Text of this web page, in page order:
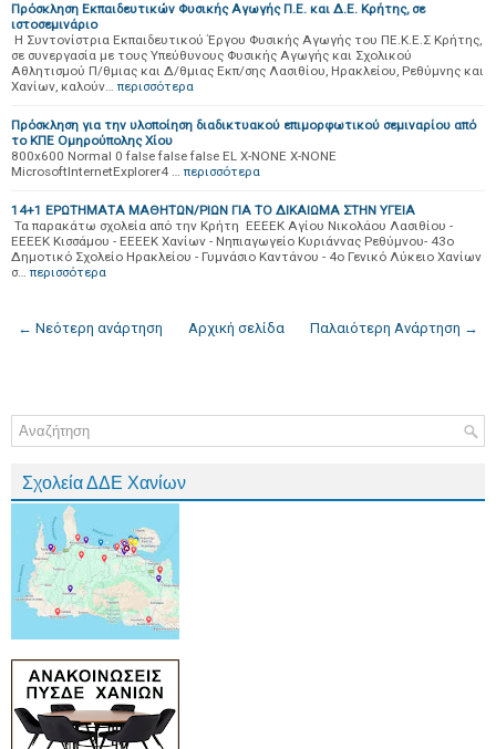
Πρόσκληση Εκπαιδευτικών Φυσικής Αγωγής Π.Ε. και Δ.Ε. Κρήτης, σε
ιστοσεμινάριο
Η Συντονίστρια Εκπαιδευτικού Έργου Φυσικής Αγωγής του ΠΕ.Κ.Ε.Σ Κρήτης,
σε συνεργασία με τους Υπεύθυνους Φυσικής Αγωγής και Σχολικού
Αθλητισμού Π/θμιας και Δ/θμιας Εκπ/σης Λασιθίου, Ηρακλείου, Ρεθύμνης και
Χανίων, καλούν… περισσότερα
Πρόσκληση για την υλοποίηση διαδικτυακού επιμορφωτικού σεμιναρίου από
το ΚΠΕ Ομηρούπολης Χίου
800x600 Normal 0 false false false EL X-NONE X-NONE
MicrosoftInternetExplorer4 … περισσότερα
14+1 ΕΡΩΤΗΜΑΤΑ ΜΑΘΗΤΩΝ/ΡΙΩΝ ΓΙΑ ΤΟ ΔΙΚΑΙΩΜΑ ΣΤΗΝ ΥΓΕΙΑ
Τα παρακάτω σχολεία από την Κρήτη ΕΕΕΕΚ Αγίου Νικολάου Λασιθίου -
ΕΕΕΕΚ Κισσάμου - ΕΕΕΕΚ Χανίων - Νηπιαγωγείο Κυριάννας Ρεθύμνου- 43ο
Δημοτικό Σχολείο Ηρακλείου - Γυμνάσιο Καντάνου - 4ο Γενικό Λύκειο Χανίων
σ… περισσότερα
← Νεότερη ανάρτηση Παλαιότερη Ανάρτηση →
Αρχική σελίδα
Σχολεία ΔΔΕ Χανίων